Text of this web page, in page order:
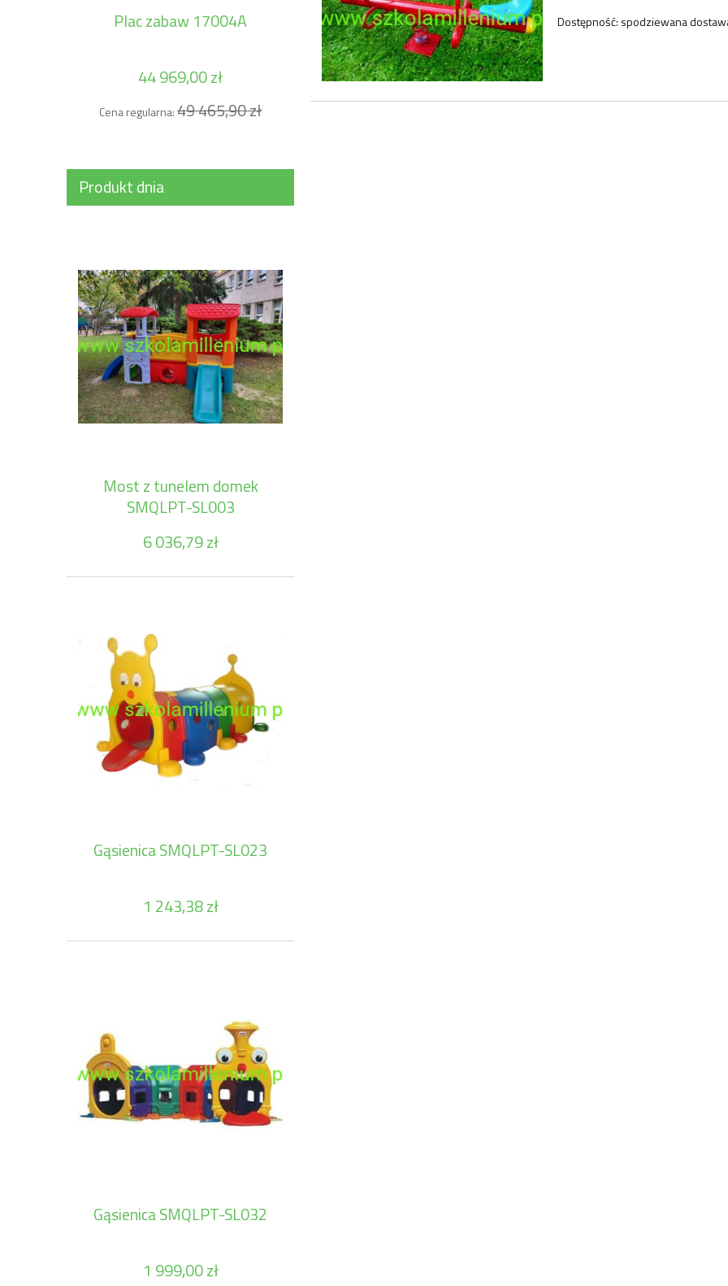
Plac zabaw 17004A
44 969,00 zł
Cena regularna:49 465,90 zł
Przesuwanka Zamki KD8
98,40 zł
Cena regularna:123,00 zł
Przesuwanka Babeczki KD31
Cena regularna:123,00 zł
Produkt dnia
Most z tunelem domek
SMQLPT-SL003
6 036,79 zł
Gąsienica SMQLPT-SL023
1 243,38 zł
Gąsienica SMQLPT-SL032
1 999,00 zł
Dostępność: spodziewana